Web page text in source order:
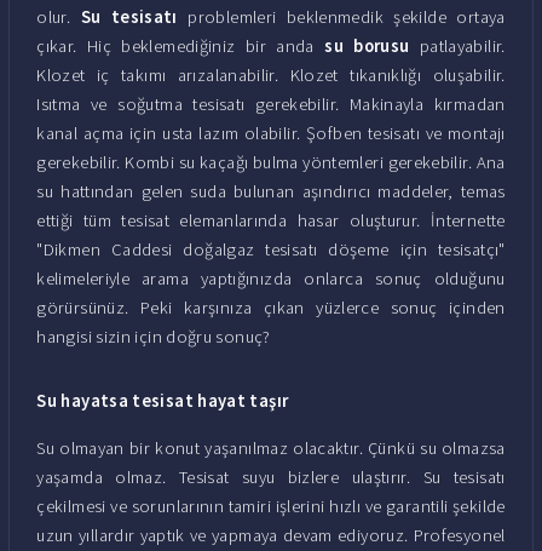
olur. Su tesisatı
problemleri beklenmedik şekilde ortaya
çıkar. Hiç beklemediğiniz bir andasu borusu patlayabilir.
Klozet iç takımı arızalanabilir. Klozet tıkanıklığı oluşabilir.
Isıtma ve soğutma tesisatı gerekebilir. Makinayla kırmadan
kanal açma için usta lazım olabilir. Şofben tesisatı ve montajı
gerekebilir. Kombi su kaçağı bulma yöntemleri gerekebilir. Ana
su hattından gelen suda bulunan aşındırıcı maddeler, temas
ettiği tüm tesisat elemanlarında hasar oluşturur. İnternette
"Dikmen Caddesi doğalgaz tesisatı döşeme için tesisatçı"
kelimeleriyle arama yaptığınızda onlarca sonuç olduğunu
görürsünüz. Peki karşınıza çıkan yüzlerce sonuç içinden
hangisi sizin için doğru sonuç?
Su hayatsa tesisat hayat taşır
Su olmayan bir konut yaşanılmaz olacaktır. Çünkü su olmazsa
yaşamda olmaz. Tesisat suyu bizlere ulaştırır. Su tesisatı
çekilmesi ve sorunlarının tamiri işlerini hızlı ve garantili şekilde
uzun yıllardır yaptık ve yapmaya devam ediyoruz. Profesyonel